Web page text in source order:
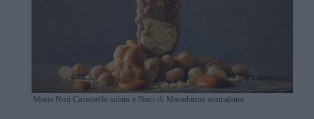
Motta Nuii Caramello salato e Noci di Macadamia australiane